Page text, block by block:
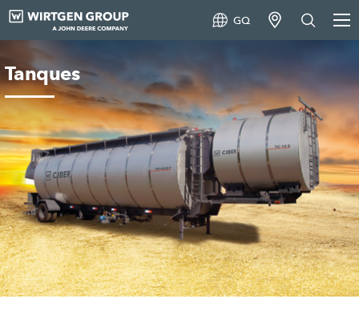
GQ
Tanques